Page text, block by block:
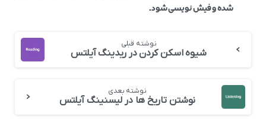
شده و فیش نویسی شود.
نوشته قبلی
شیوه اسکن کردن در ریدینگ آیلتس
نوشته بعدی
نوشتن تاریخ ها در لیسنینگ آیلتس